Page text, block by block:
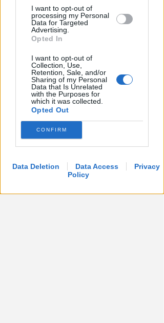
I want to opt-out of
processing my Personal
Data for Targeted
Advertising.
Opted In
I want to opt-out of
Collection, Use,
Retention, Sale, and/or
Sharing of my Personal
Data that Is Unrelated
with the Purposes for
which it was collected.
Opted Out
CONFIRM
Data Deletion Data Access
Privacy
Policy
Redazione